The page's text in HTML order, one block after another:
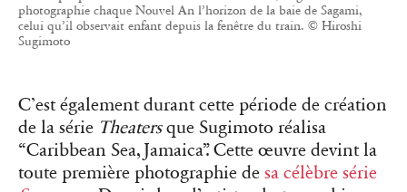
photographie chaque Nouvel An l’horizon de la baie de Sagami,
celui qu’il observait enfant depuis la fenêtre du train. © Hiroshi
Sugimoto
C’est également durant cette période de création
de la série Theatersque Sugimoto réalisa
“Caribbean Sea, Jamaica”. Cette œuvre devint la
toute première photographie de sa célèbre série